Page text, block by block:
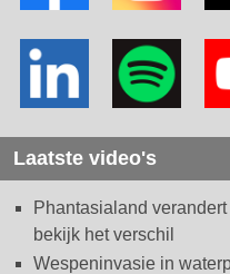
Laatste video's
Phantasialand
bekijk het verschil
Wespeninvasie in